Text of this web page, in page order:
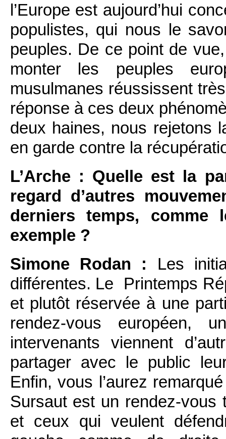
l’Europe est aujourd’hui
populistes, qui nous le
peuples. De ce point de
monter les peuples
musulmanes réussissent
réponse à ces deux
deux haines, nous rejetons
en garde contre la
L’Arche : Quelle est la
regard d’autres
derniers temps, comme
exemple ?
Simone Rodan : Les
différentes. Le Printemps
et plutôt réservée à une
rendez-vous européen,
intervenants viennent
partager avec le public
Enfin, vous l’aurez
Sursaut est un rendez-vous
et ceux qui veulent